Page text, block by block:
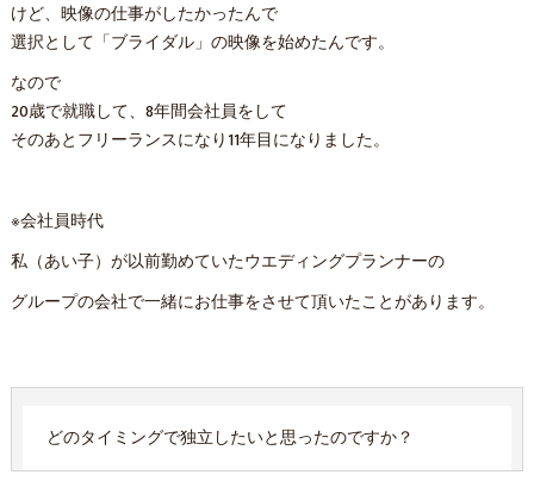
けど、映像の仕事がしたかったんで
選択として「ブライダル」の映像を始めたんです。
なので
20歳で就職して、8年間会社員をして
そのあとフリーランスになり11年目になりました。
※会社員時代
私（あい子）が以前勤めていたウエディングプランナーの
グループの会社で一緒にお仕事をさせて頂いたことがあります。
どのタイミングで独立したいと思ったのですか？